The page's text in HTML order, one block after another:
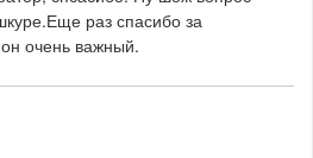
раз спасибо за
очень важный.